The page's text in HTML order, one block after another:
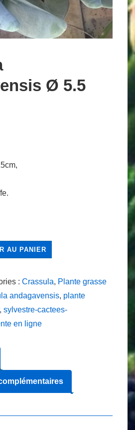
Ø 5.5
AU PANIER
: Crassula, Plante grasse
andagavensis, plante
, sylvestre-cactees-
en ligne